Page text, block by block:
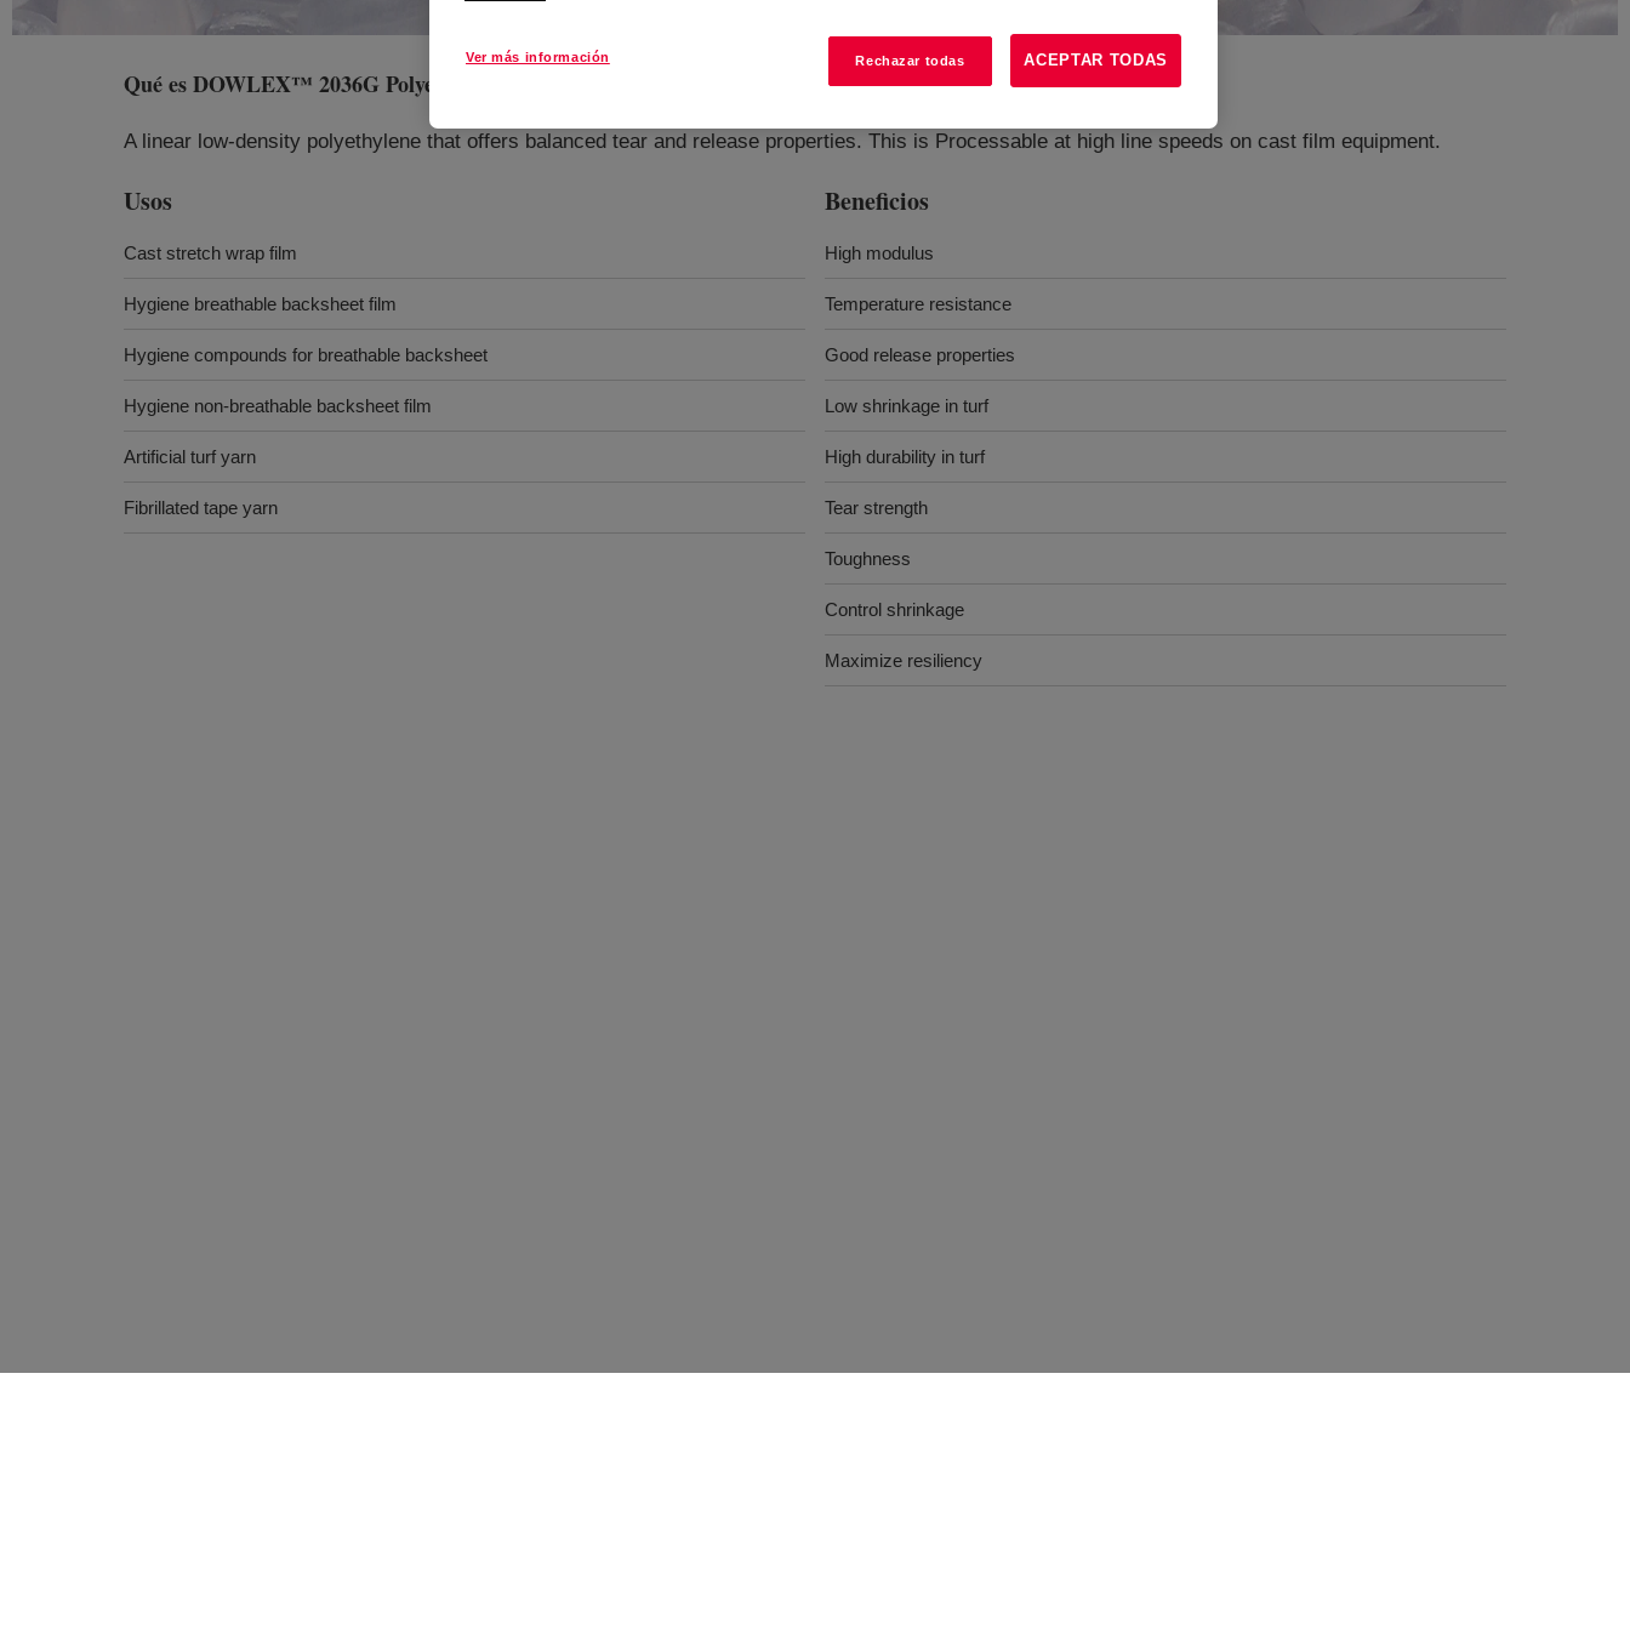
Qué esDOWLEX™ 2036G Polyethylene Resin
A linear low-density polyethylene that offers balanced tear and release properties. This is Processable at high line speeds on cast film equipment.
Usos
Cast stretch wrap film
Hygiene breathable backsheet film
Hygiene compounds for breathable backsheet
Hygiene non-breathable backsheet film
Artificial turf yarn
Fibrillated tape yarn
Beneficios
High modulus
Temperature resistance
Good release properties
Low shrinkage in turf
High durability in turf
Tear strength
Toughness
Control shrinkage
Maximize resiliency
Ver más información Rechazar todas ACEPTAR TODAS